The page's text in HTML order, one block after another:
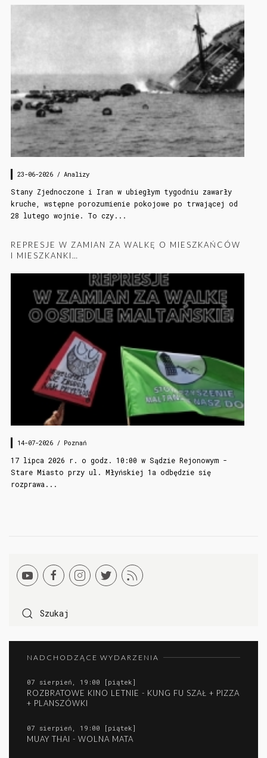
23-06-2026 / Analizy
Stany Zjednoczone i Iran w ubiegłym tygodniu zawarły
kruche, wstępne porozumienie pokojowe po trwającej od
28 lutego wojnie. To czy...
REPRESJE W ZAMIAN ZA WALKĘ O MIESZKAŃCÓW
I MIESZKANKI…
14-07-2026 / Poznań
17 lipca 2026 r. o godz. 10:00 w Sądzie Rejonowym -
Stare Miasto przy ul. Młyńskiej 1a odbędzie się
rozprawa...
NADCHODZĄCE WYDARZENIA
07 sierpień, 19:00 [piątek]
ROZBRATOWE KINO LETNIE - KUNG FU SZAŁ + PIZZA
+ PLANSZÓWKI
07 sierpień, 19:00 [piątek]
MUAY THAI - WOLNA MATA